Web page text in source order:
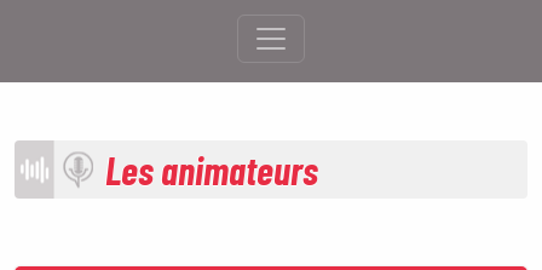
Les animateurs